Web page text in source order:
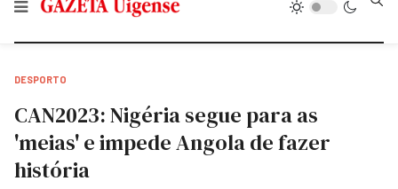
DESPORTO
CAN2023: Nigéria segue para as
'meias' e impede Angola de fazer
história